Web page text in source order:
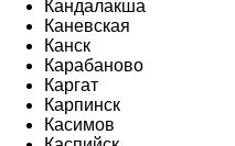
Кандалакша
Каневская
Канск
Карабаново
Каргат
Карпинск
Касимов